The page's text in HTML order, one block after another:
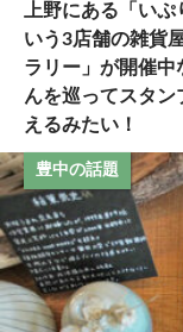
上野にある「いぷ
いう3店舗の雑貨
ラリー」が開催中
んを巡ってスタン
えるみたい！
豊中の話題